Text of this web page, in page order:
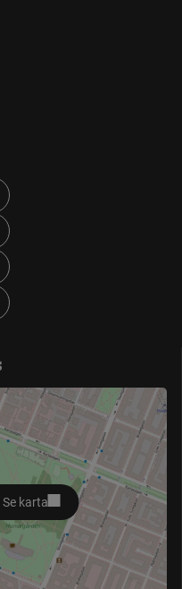
Se karta
öppnas i nytt fönster